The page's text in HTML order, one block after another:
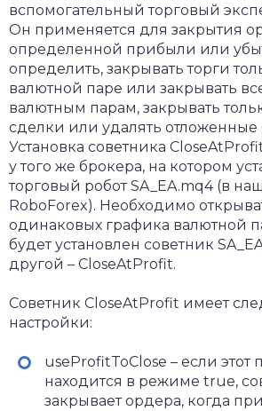
вспомогательный торговый
Он применяется для закрытия
определенной прибыли или
определить, закрывать торги
валютной паре или закрывать
валютным парам, закрывать
сделки или удалять отложенные
Установка советника
у того же брокера, на котором
торговый робот SA_EA.mq4 (в
RoboForex). Необходимо
одинаковых графика валютной
будет установлен советник
другой – CloseAtProfit.
Советник CloseAtProfit имеет
настройки:
useProfitToClose – если этот
находится в режиме true,
закрывает ордера, когда